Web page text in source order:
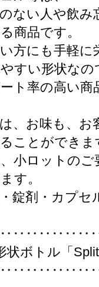
ない人や飲
商品です。
方にも手軽に
すい形状なの
ト率の高い
、お味も、お
ことができま
小ロットの
す。
錠剤・カプセ
状ボトル「